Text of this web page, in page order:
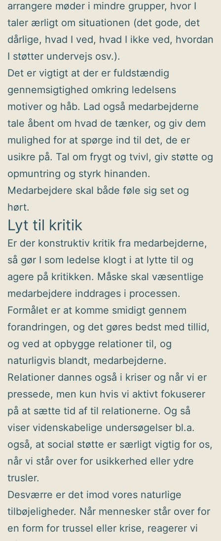
arrangere møder i mindre grupper, hvor I
taler ærligt om situationen (det gode, det
dårlige, hvad I ved, hvad I ikke ved, hvordan
I støtter undervejs osv.).
Det er vigtigt at der er fuldstændig
gennemsigtighed omkring ledelsens
motiver og håb. Lad også medarbejderne
tale åbent om hvad de tænker, og giv dem
mulighed for at spørge ind til det, de er
usikre på. Tal om frygt og tvivl, giv støtte og
opmuntring og styrk hinanden.
Medarbejdere skal både føle sig set og
hørt.
Lyt til kritik
Er der konstruktiv kritik fra medarbejderne,
så gør I som ledelse klogt i at lytte til og
agere på kritikken. Måske skal væsentlige
medarbejdere inddrages i processen.
Formålet er at komme smidigt gennem
forandringen, og det gøres bedst med tillid,
og ved at opbygge relationer til, og
naturligvis blandt, medarbejderne.
Relationer dannes også i kriser og når vi er
pressede, men kun hvis vi aktivt fokuserer
på at sætte tid af til relationerne. Og så
viser videnskabelige undersøgelser bl.a.
også, at social støtte er særligt vigtig for os,
når vi står over for usikkerhed eller ydre
trusler.
Desværre er det imod vores naturlige
tilbøjeligheder. Når mennesker står over for
en form for trussel eller krise, reagerer vi